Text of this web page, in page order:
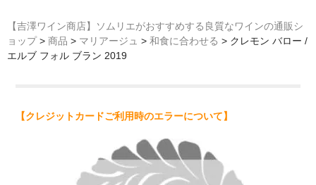
【吉澤ワイン商店】ソムリエがおすすめする良質なワインの通販シ
ョップ> 商品 > マリアージュ > 和食に合わせる > クレモン バロー /
エルブ フォル ブラン 2019
【クレジットカードご利用時のエラーについて】